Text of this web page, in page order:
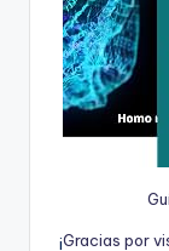
¡Gracias porvi